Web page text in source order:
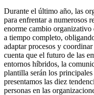
Durante el último año, las
para enfrentar a numerosos
enorme cambio
a tiempo completo,
adaptar procesos y
cuenta que el futuro de las
entornos híbridos, la
plantilla serán los
presentamos las diez
personas en las